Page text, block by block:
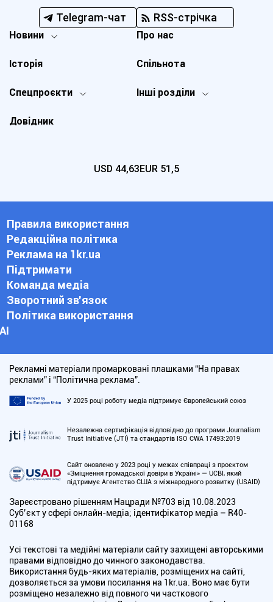
Telegram-чат RSS-стрічка
Новини
Спецпроєкти Інші розділи
Історія
Про нас
Довідник
Спільнота
USD 44,63EUR 51,5
Правила використання
Редакційна політика
Реклама на 1kr.ua
Підтримати
Команда медіа
Зворотний зв'язок
Політика використання
АІ
Рекламні матеріали промарковані плашками “На правах
реклами” і “Політична реклама”.
У 2025 році роботу медіа підтримує Європейський союз
Незалежна сертифікація відповідно до програми Journalism
Trust Initiative (JTI) та стандартів ISO CWA 17493:2019
Сайт оновлено у 2023 році у межах співпраці з проєктом
«Зміцнення громадської довіри в Україні» — UCBI, який
підтримує Агентство США з міжнародного розвитку (USAID)
Зареєстровано рішенням Нацради №703 від 10.08.2023
Cуб’єкт у сфері онлайн-медіа; ідентифікатор медіа – R40-
01168
Усі текстові та медійні матеріали сайту захищені авторськими
правами відповідно до чинного законодавства.
Використання будь-яких матеріалів, розміщених на сайті,
дозволяється за умови посилання на 1kr.ua. Воно має бути
розміщено незалежно від повного чи часткового